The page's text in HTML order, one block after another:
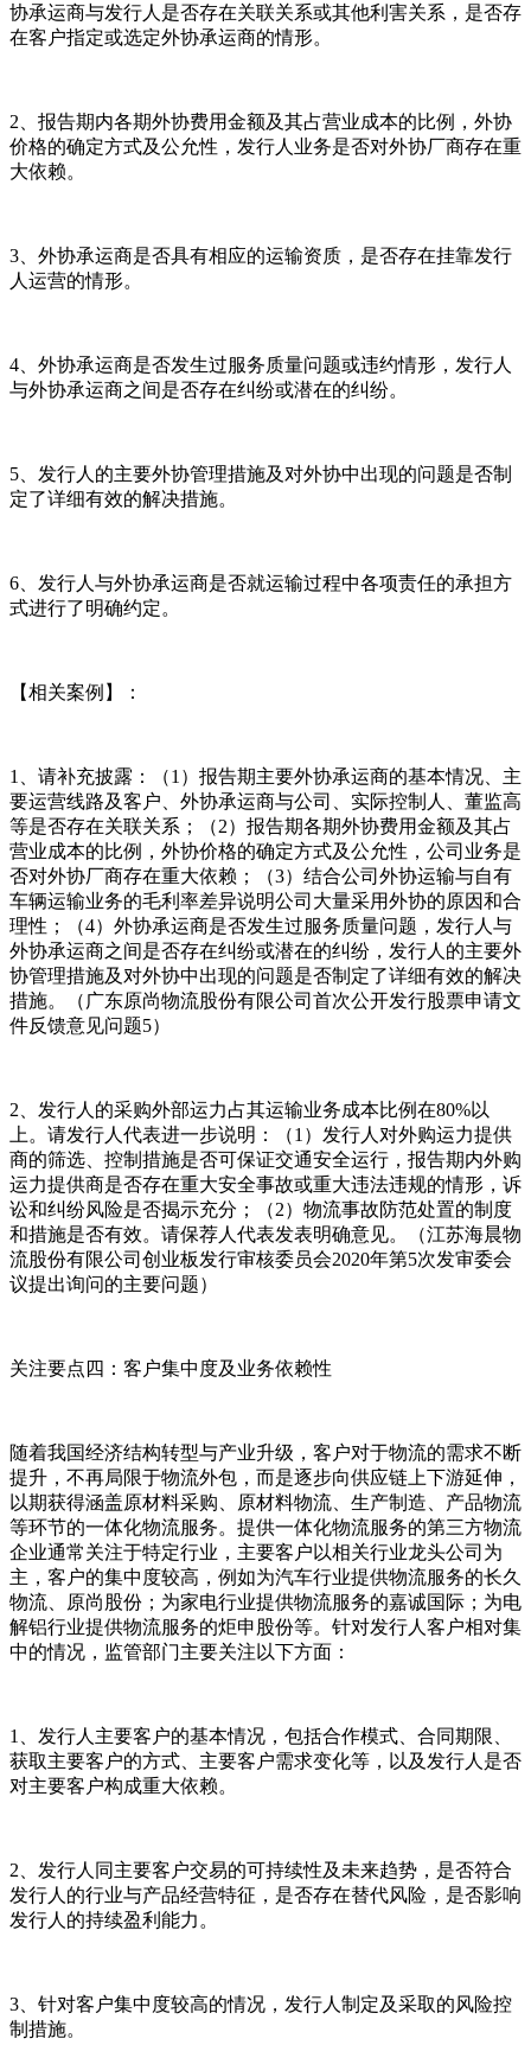
协承运商与发行人是否存在关联关系或其他利害关系，是否存
在客户指定或选定外协承运商的情形。
2、报告期内各期外协费用金额及其占营业成本的比例，外协
价格的确定方式及公允性，发行人业务是否对外协厂商存在重
大依赖。
3、外协承运商是否具有相应的运输资质，是否存在挂靠发行
人运营的情形。
4、外协承运商是否发生过服务质量问题或违约情形，发行人
与外协承运商之间是否存在纠纷或潜在的纠纷。
5、发行人的主要外协管理措施及对外协中出现的问题是否制
定了详细有效的解决措施。
6、发行人与外协承运商是否就运输过程中各项责任的承担方
式进行了明确约定。
【相关案例】：
1、请补充披露：（1）报告期主要外协承运商的基本情况、主
要运营线路及客户、外协承运商与公司、实际控制人、董监高
等是否存在关联关系；（2）报告期各期外协费用金额及其占
营业成本的比例，外协价格的确定方式及公允性，公司业务是
否对外协厂商存在重大依赖；（3）结合公司外协运输与自有
车辆运输业务的毛利率差异说明公司大量采用外协的原因和合
理性；（4）外协承运商是否发生过服务质量问题，发行人与
外协承运商之间是否存在纠纷或潜在的纠纷，发行人的主要外
协管理措施及对外协中出现的问题是否制定了详细有效的解决
措施。（广东原尚物流股份有限公司首次公开发行股票申请文
件反馈意见问题5）
2、发行人的采购外部运力占其运输业务成本比例在80%以
上。请发行人代表进一步说明：（1）发行人对外购运力提供
商的筛选、控制措施是否可保证交通安全运行，报告期内外购
运力提供商是否存在重大安全事故或重大违法违规的情形，诉
讼和纠纷风险是否揭示充分；（2）物流事故防范处置的制度
和措施是否有效。请保荐人代表发表明确意见。（江苏海晨物
流股份有限公司创业板发行审核委员会2020年第5次发审委会
议提出询问的主要问题）
关注要点四：客户集中度及业务依赖性
随着我国经济结构转型与产业升级，客户对于物流的需求不断
提升，不再局限于物流外包，而是逐步向供应链上下游延伸，
以期获得涵盖原材料采购、原材料物流、生产制造、产品物流
等环节的一体化物流服务。提供一体化物流服务的第三方物流
企业通常关注于特定行业，主要客户以相关行业龙头公司为
主，客户的集中度较高，例如为汽车行业提供物流服务的长久
物流、原尚股份；为家电行业提供物流服务的嘉诚国际；为电
解铝行业提供物流服务的炬申股份等。针对发行人客户相对集
中的情况，监管部门主要关注以下方面：
1、发行人主要客户的基本情况，包括合作模式、合同期限、
获取主要客户的方式、主要客户需求变化等，以及发行人是否
对主要客户构成重大依赖。
2、发行人同主要客户交易的可持续性及未来趋势，是否符合
发行人的行业与产品经营特征，是否存在替代风险，是否影响
发行人的持续盈利能力。
3、针对客户集中度较高的情况，发行人制定及采取的风险控
制措施。